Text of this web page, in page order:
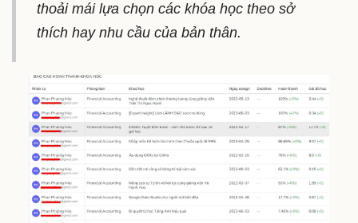
thoải mái lựa chọn các khóa học theo sở
thích hay nhu cầu của bản thân.